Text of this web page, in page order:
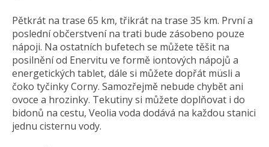
Pětkrát na trase 65 km, třikrát na trase 35 km. První a
poslední občerstvení na trati bude zásobeno pouze
nápoji. Na ostatních bufetech se můžete těšit na
posilnění od Enervitu ve formě iontových nápojů a
energetických tablet, dále si můžete dopřát müsli a
čoko tyčinky Corny. Samozřejmě nebude chybět ani
ovoce a hrozinky. Tekutiny si můžete doplňovat i do
bidonů na cestu, Veolia voda dodává na každou stanici
jednu cisternu vody.